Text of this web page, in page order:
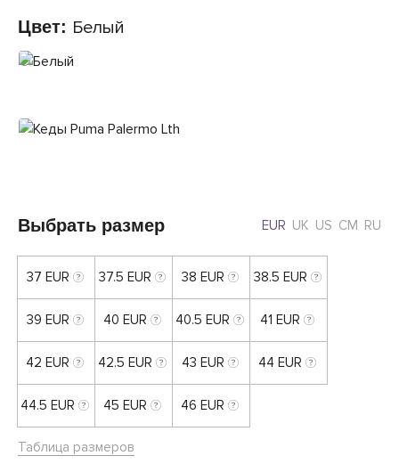
Цвет: Белый
Выбрать размер EUR UK US CM RU
37 EUR 37.5 EUR 38 EUR 38.5 EUR
39 EUR 40 EUR 40.5 EUR 41 EUR
42 EUR 42.5 EUR 43 EUR 44 EUR
44.5 EUR 45 EUR 46 EUR
Таблица размеров